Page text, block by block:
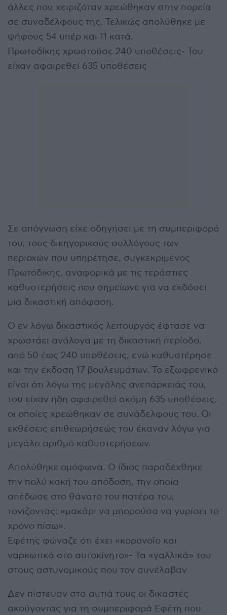
άλλες που χειριζόταν χρεώθηκαν στην πορεία
σε συναδέλφους της. Τελικώς απολύθηκε με
ψήφους 54 υπέρ και 11 κατά.
Πρωτοδίκης χρωστούσε 240 υποθέσεις- Του
είχαν αφαιρεθεί 635 υποθέσεις
Σε απόγνωση είχε οδηγήσει με τη συμπεριφορά
του, τους δικηγορικούς συλλόγους των
περιοχών που υπηρέτησε, συγκεκριμένος
Πρωτόδικης, αναφορικά με τις τεράστιες
καθυστερήσεις που σημείωνε για να εκδόσει
μια δικαστική απόφαση.
Ο εν λόγω δικαστικός λειτουργός έφτασε να
χρωστάει ανάλογα με τη δικαστική περίοδο,
από 50 έως 240 υποθέσεις, ενώ καθυστέρησε
και την έκδοση 17 βουλευμάτων. Το εξωφρενικό
είναι ότι λόγω της μεγάλης ανεπάρκειάς του,
του είχαν ήδη αφαιρεθεί ακόμη 635 υποθέσεις,
οι οποίες χρεώθηκαν σε συνάδελφους του. Οι
εκθέσεις επιθεωρήσεώς του έκαναν λόγω για
μεγάλο αριθμό καθυστερήσεων.
Απολύθηκε ομόφωνα. Ο ίδιος παραδέχθηκε
την πολύ κακή του απόδοση, την οποία
απέδωσε στο θάνατο του πατέρα του,
τονίζοντας: «μακάρι να μπορούσα να γυρίσει το
χρόνο πίσω».
Εφέτης φώναζε ότι έχει «κορονοϊο και
ναρκωτικά στο αυτοκίνητο»- Τα «γαλλικά» του
στους αστυνομικούς που τον συνέλαβαν
Δεν πίστευαν στα αυτιά τους οι δικαστές
ακούγοντας για τη συμπεριφορά Εφέτη που